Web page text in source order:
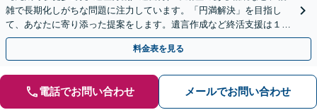
雑で長期化しがちな問題に注力しています。「円満解決」を目指し
て、あなたに寄り添った提案をします。遺言作成など終活支援は１１
万円（税込）〜。【明瞭会計・スピード対応】【他士業連携】
料金表を見る
電話でお問い合わせ メールでお問い合わせ